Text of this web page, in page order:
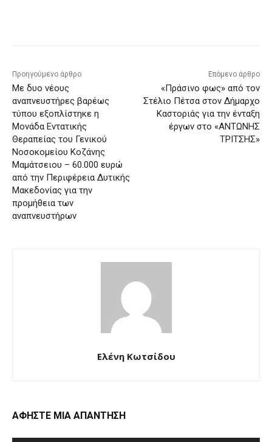
Προηγούμενο άρθρο
Με δυο νέους
αναπνευστήρες βαρέως
τύπου εξοπλίστηκε η
Μονάδα Εντατικής
Θεραπείας του Γενικού
Νοσοκομείου Κοζάνης
Μαμάτσειου – 60.000 ευρώ
από την Περιφέρεια Δυτικής
Μακεδονίας για την
προμήθεια των
αναπνευστήρων
Επόμενο άρθρο
«Πράσινο φως» από τον
Στέλιο Πέτσα στον Δήμαρχο
Καστοριάς για την ένταξη
έργων στο «ΑΝΤΩΝΗΣ
ΤΡΙΤΣΗΣ»
Ελένη Κωτσίδου
ΑΦΗΣΤΕ ΜΙΑ ΑΠΑΝΤΗΣΗ